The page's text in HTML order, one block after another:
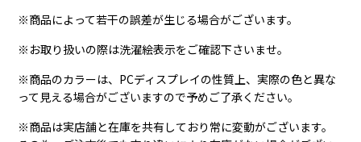
※商品によって若干の誤差が生じる場合がございます。
※お取り扱いの際は洗濯絵表示をご確認下さいませ。
※商品のカラーは、PCディスプレイの性質上、実際の色と異な
って見える場合がございますので予めご了承ください。
※商品は実店舗と在庫を共有しており常に変動がございます。